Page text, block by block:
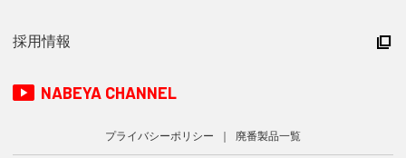
採用情報
NABEYA CHANNEL
プライバシーポリシー 廃番製品一覧